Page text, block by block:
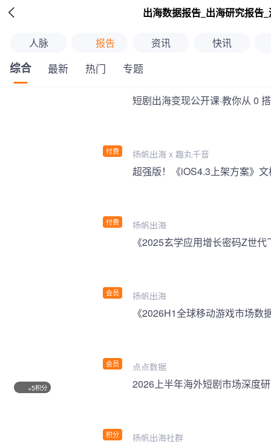
 出海数据报告_出海研究报告
人脉 报告 资讯 快讯
综合 最新 热门 专题
付费
短剧出海变现公开课·教你从 0
扬帆出海 x 趣丸千音
付费 扬帆出海
会员
《2025玄学应用增长密码Z世
扬帆出海
会员
《2026H1全球移动游戏市场数
点点数据
+5积分
积分
2026上半年海外短剧市场深度
扬帆出海社群